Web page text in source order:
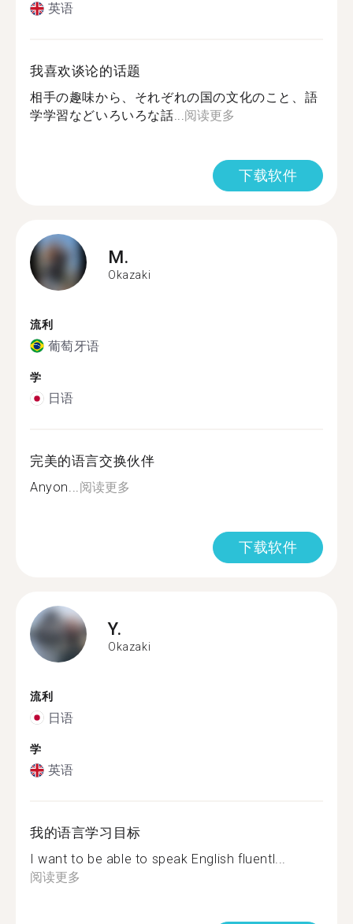
英语
我喜欢谈论的话题
相手の趣味から、それぞれの国の文化のこと、語
学学習などいろいろな話...阅读更多
下载软件
M.
Okazaki
流利
葡萄牙语
学
日语
完美的语言交换伙伴
Anyon...阅读更多
下载软件
Y.
Okazaki
流利
日语
学
英语
我的语言学习目标
I want to be able to speak English fluentl...
阅读更多